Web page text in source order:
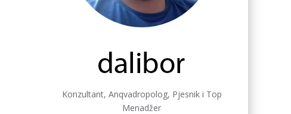
Konzultant, Anqvadropolog, Pjesnik i Top
Menadžer